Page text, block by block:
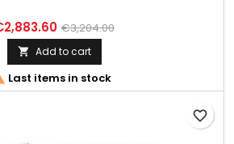
€3,204.00
 Add to cart
Last items in stock
favorite_border